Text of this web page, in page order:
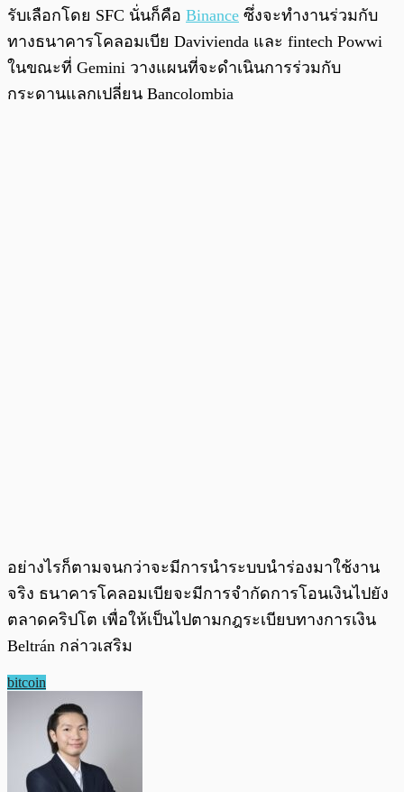
รับเลือกโดย SFC นั่นก็คือ Binance ซึ่งจะทำงานร่วมกับ
ทางธนาคารโคลอมเบีย Davivienda และ fintech Powwi
ในขณะที่ Gemini วางแผนที่จะดำเนินการร่วมกับ
กระดานแลกเปลี่ยน Bancolombia
อย่างไรก็ตามจนกว่าจะมีการนำระบบนำร่องมาใช้งาน
จริง ธนาคารโคลอมเบียจะมีการจำกัดการโอนเงินไปยัง
ตลาดคริปโต เพื่อให้เป็นไปตามกฎระเบียบทางการเงิน
Beltrán กล่าวเสริม
bitcoin